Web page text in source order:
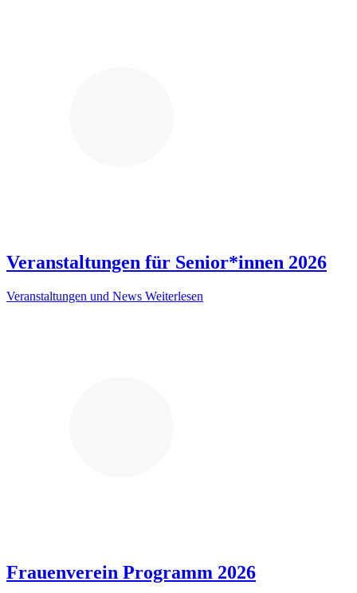
Veranstaltungen für Senior*innen 2026
Veranstaltungen und News Weiterlesen
Frauenverein Programm 2026